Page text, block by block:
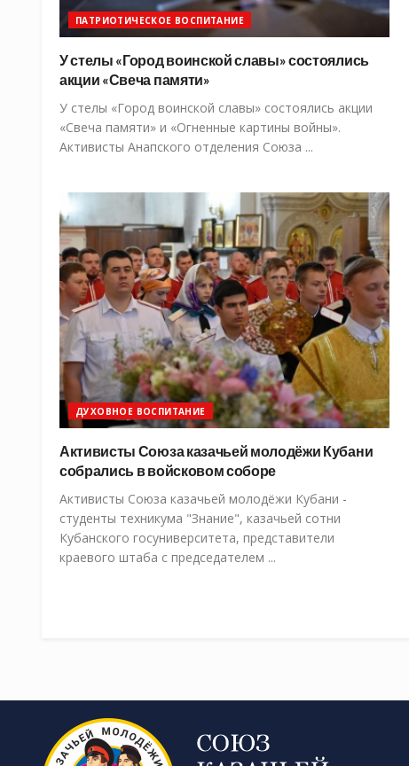
ПАТРИОТИЧЕСКОЕ ВОСПИТАНИЕ
У стелы «Город воинской славы» состоялись
акции «Свеча памяти»
У стелы «Город воинской славы» состоялись акции
«Свеча памяти» и «Огненные картины войны».
Активисты Анапского отделения Союза ...
ДУХОВНОЕ ВОСПИТАНИЕ
Активисты Союза казачьей молодёжи Кубани
собрались в войсковом соборе
Активисты Союза казачьей молодёжи Кубани -
студенты техникума "Знание", казачьей сотни
Кубанского госуниверситета, представители
краевого штаба с председателем ...